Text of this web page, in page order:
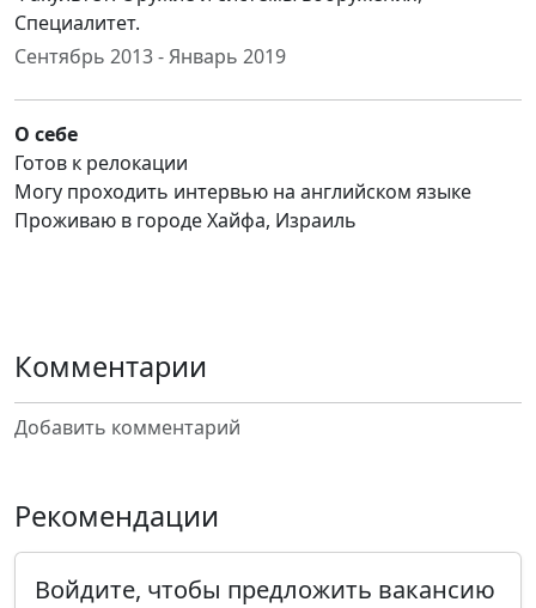
Специалитет.
Сентябрь 2013 - Январь 2019
О себе
Готов к релокации
Могу проходить интервью на английском языке
Проживаю в городе Хайфа, Израиль
Комментарии
Добавить комментарий
Рекомендации
Войдите, чтобы предложить вакансию